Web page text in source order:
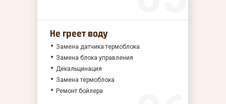
Не греет воду
Замена датчика термоблока
Замена блока управления
Декальцинация
Замена термоблока
Ремонт бойлера